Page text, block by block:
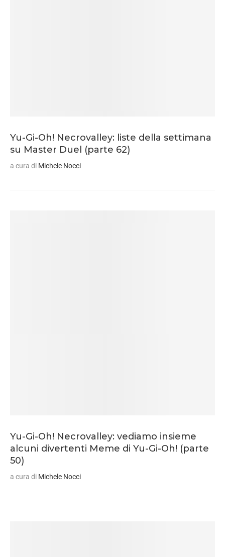
Yu-Gi-Oh! Necrovalley: liste della settimana
su Master Duel (parte 62)
a cura di Michele Nocci
Yu-Gi-Oh! Necrovalley: vediamo insieme
alcuni divertenti Meme di Yu-Gi-Oh! (parte
50)
a cura di Michele Nocci